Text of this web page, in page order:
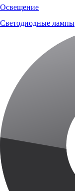
Освещение
Светодиодные лампы